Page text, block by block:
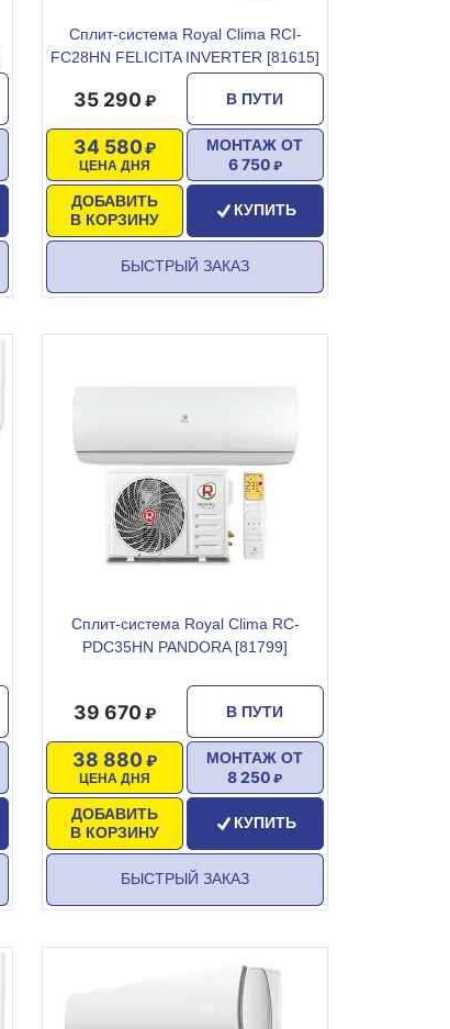
Сплит-система Royal Clima RCI-
FC28HN FELICITA INVERTER [81615]
В ПУТИ
35 290
ЦЕНА ДНЯ
34 580
ДОБАВИТЬ
В КОРЗИНУ
МОНТАЖ ОТ
6 750
КУПИТЬ
БЫСТРЫЙ ЗАКАЗ
Сплит-система Royal Clima RC-
PDC35HN PANDORA [81799]
В ПУТИ
39 670
ЦЕНА ДНЯ
38 880
ДОБАВИТЬ
В КОРЗИНУ
МОНТАЖ ОТ
8 250
КУПИТЬ
БЫСТРЫЙ ЗАКАЗ